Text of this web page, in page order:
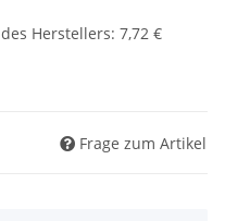
Herstellers: 7,72 €
Frage zum Artikel